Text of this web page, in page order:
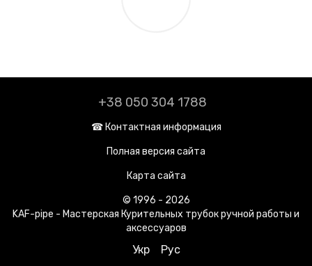
+38 050 304 1788
☎︎ Контактная информация
Полная версия сайта
Карта сайта
© 1996 - 2026
KAF-pipe - Мастерская Курительных трубок ручной работы и
аксессуаров
Укр Рус